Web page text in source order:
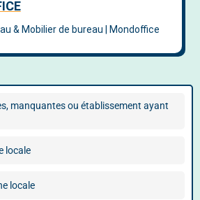
manquantes ou établissement ayant
locale
locale